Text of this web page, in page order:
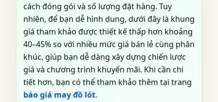
cách đóng gói và số lượng đặt hàng. Tuy
nhiên, để bạn dễ hình dung, dưới đây là khung
giá tham khảo được thiết kế thấp hơn khoảng
40–45% so với nhiều mức giá bán lẻ cùng phân
khúc, giúp bạn dễ dàng xây dựng chiến lược
giá và chương trình khuyến mãi. Khi cần chi
tiết hơn, bạn có thể tham khảo thêm tại trang
báo giá may đồ lót.